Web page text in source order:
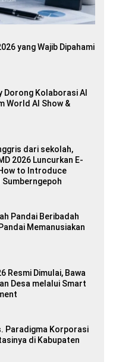
yang Wajib Dipahami
Dorong Kolaborasi AI
World AI Show &
dari sekolah,
2026 Luncurkan E-
to Introduce
Sumberngepoh
Pandai Beribadah
Memanusiakan
Resmi Dimulai, Bawa
Desa melalui Smart
Paradigma Korporasi
di Kabupaten